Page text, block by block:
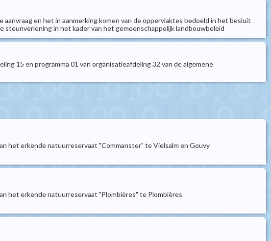
en het in aanmerking komen van de oppervlaktes bedoeld in het besluit
in het kader van het gemeenschappelijk landbouwbeleid
15 en programma 01 van organisatieafdeling 32 van de algemene
het erkende natuurreservaat "Commanster" te Vielsalm en Gouvy
het erkende natuurreservaat "Plombières" te Plombières